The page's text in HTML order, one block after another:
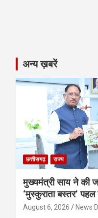
अन्य ख़बरें
छत्तीसगढ़ राज्य
मुख्यमंत्री साय ने की
‘मुस्कुराता बस्तर’ पहल
August 6, 2026 News